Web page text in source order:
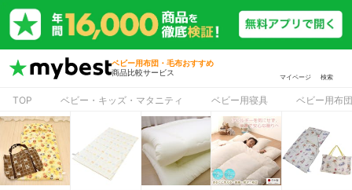
ベビー用布団・毛布おすすめ
商品比較サービス
マイページ 検索
TOP ベビー・キッズ・マタニティ ベビー用寝具 ベビー用布